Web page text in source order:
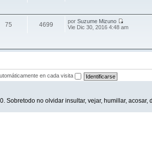
75 4699 porSuzume Mizuno
Vie Dic 30, 2016 4:48 am
en cada visita